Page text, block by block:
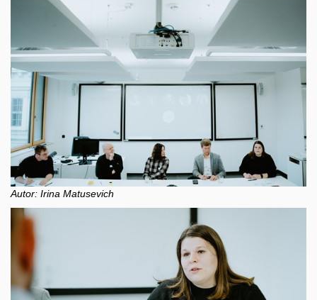
Autor: Irina Matusevich